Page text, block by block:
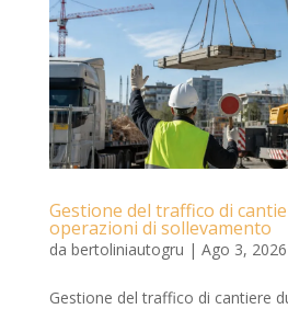
Gestione del traffico di
operazioni di sollevamento
da bertoliniautogru | Ago 3, 2026
Gestione del traffico di cantiere